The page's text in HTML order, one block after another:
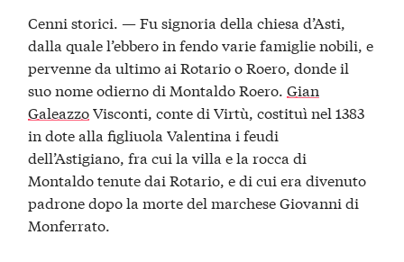
Cenni storici. — Fu signoria della chiesa d’Asti,
dalla quale l’ebbero in fendo varie famiglie nobili, e
pervenne da ultimo ai Rotario o Roero, donde il
suo nome odierno di Montaldo Roero.Gian
GaleazzoVisconti, conte di Virtù, costituì nel 1383
in dote alla figliuola Valentina i feudi
dell’Astigiano, fra cui la villa e la rocca di
Montaldo tenute dai Rotario, e di cui era divenuto
padrone dopo la morte del marchese Giovanni di
Monferrato.